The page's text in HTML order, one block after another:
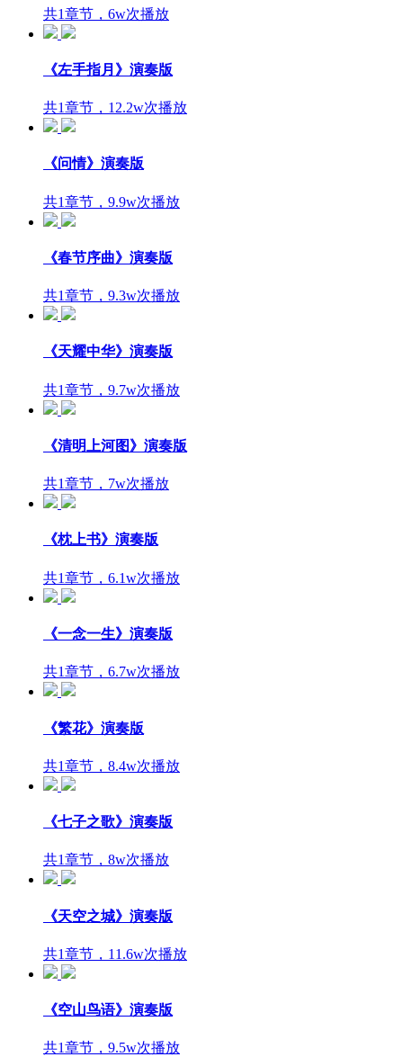
共1章节，6w次播放
《左手指月》演奏版
共1章节，12.2w次播放
《问情》演奏版
共1章节，9.9w次播放
《春节序曲》演奏版
共1章节，9.3w次播放
《天耀中华》演奏版
共1章节，9.7w次播放
《清明上河图》演奏版
共1章节，7w次播放
《枕上书》演奏版
共1章节，6.1w次播放
《一念一生》演奏版
共1章节，6.7w次播放
《繁花》演奏版
共1章节，8.4w次播放
《七子之歌》演奏版
共1章节，8w次播放
《天空之城》演奏版
共1章节，11.6w次播放
《空山鸟语》演奏版
共1章节，9.5w次播放